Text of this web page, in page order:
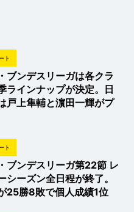
ト
ブンデスリーガは各クラ
ラインナップが決定。日
戸上隼輔と濵田一輝がプ
ト
ブンデスリーガ第22節 レ
シーズン全日程が終了。
25勝8敗で個人成績1位